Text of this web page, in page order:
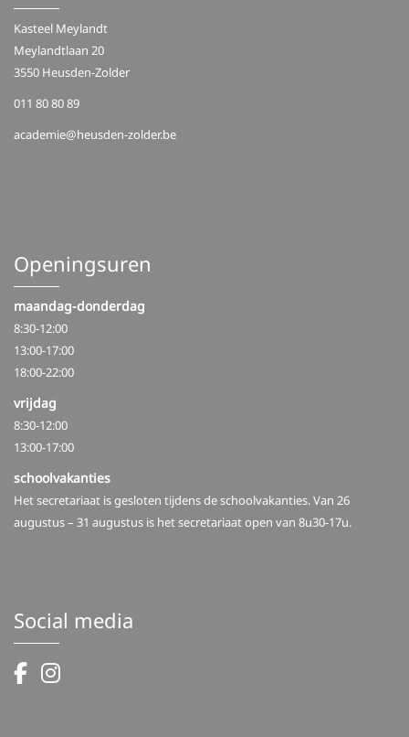
Kasteel Meylandt
Meylandtlaan 20
3550 Heusden-Zolder
011 80 80 89
academie@heusden-zolder.be
Openingsuren
maandag-donderdag
8:30-12:00
13:00-17:00
18:00-22:00
vrijdag
8:30-12:00
13:00-17:00
schoolvakanties
Het secretariaat is gesloten tijdens de schoolvakanties. Van 26
augustus – 31 augustus is het secretariaat open van 8u30-17u.
Social media